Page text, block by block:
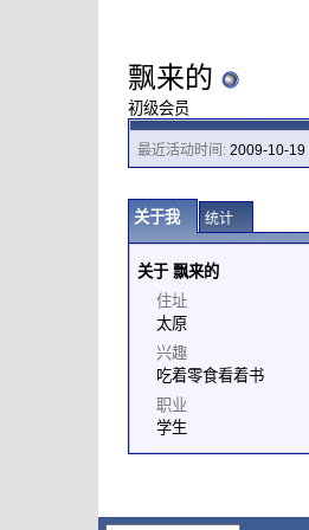
飘来的
初级会员
最近活动时间:2009-10-19
关于我 统计
关于 飘来的
住址
太原
兴趣
吃着零食看着书
职业
学生